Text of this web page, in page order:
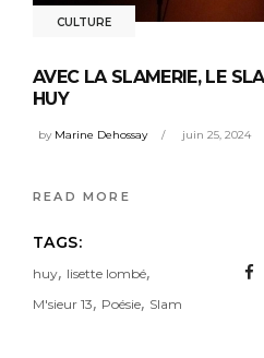
CULTURE
AVEC LA SLAMERIE, LE
HUY
by Marine Dehossay juin 25, 2024
READ MORE
TAGS:
huy, lisette lombé,
M'sieur 13, Poésie, Slam